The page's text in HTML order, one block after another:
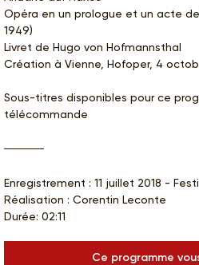
Opéra en un prologue et un acte
1949)
Livret de Hugo von Hofmannsthal
Création à Vienne, Hofoper, 4
Sous-titres disponibles pour ce
télécommande
Enregistrement : 11 juillet 2018 -
Réalisation : Corentin Leconte
Durée: 02:11
Ce programme